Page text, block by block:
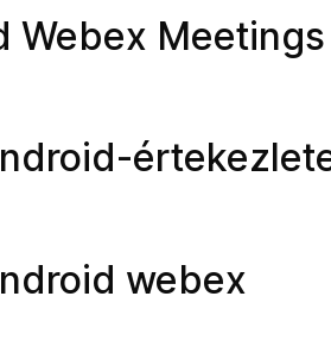
Webex Meetings
webex